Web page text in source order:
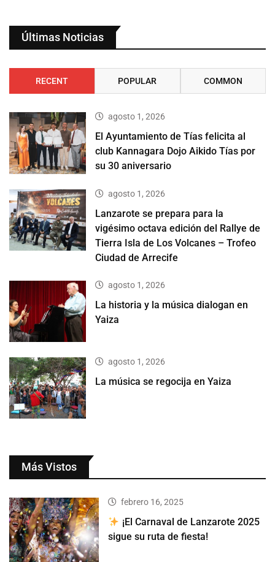
Últimas Noticias
RECENT POPULAR COMMON
agosto 1, 2026
El Ayuntamiento de Tías felicita al
club Kannagara Dojo Aikido Tías por
su 30 aniversario
agosto 1, 2026
Lanzarote se prepara para la
vigésimo octava edición del Rallye de
Tierra Isla de Los Volcanes – Trofeo
Ciudad de Arrecife
agosto 1, 2026
La historia y la música dialogan en
Yaiza
agosto 1, 2026
La música se regocija en Yaiza
Más Vistos
febrero 16, 2025
¡El Carnaval de Lanzarote 2025
sigue su ruta de fiesta!